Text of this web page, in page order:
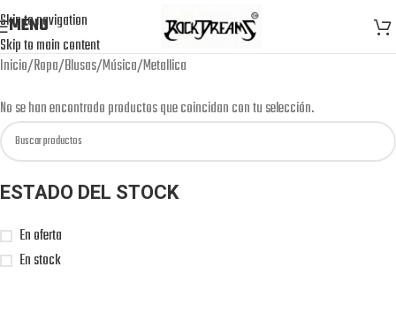
Skip to navigation
Skip to main content
MENU
ESTADO DEL STOCK
En oferta
En stock
Inicio Ropa Blusas Música Metallica
No se han encontrado productos que coincidan con tu selección.